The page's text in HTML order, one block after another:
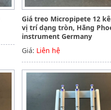
Giá treo Micropipete 12
vị trí dạng tròn, Hãng
instrument Germany
Giá: Liên hệ